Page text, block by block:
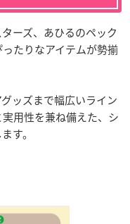
ーズ、あひるのペック
たりなアイテムが勢揃
ッズまで幅広いライン
用性を兼ね備えた、シ
す。